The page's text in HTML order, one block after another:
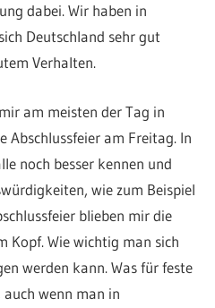
dabei. Wir haben in
Deutschland sehr gut
Verhalten.
am meisten der Tag in
Abschlussfeier am Freitag. In
noch besser kennen und
wie zum Beispiel
blieben mir die
Kopf. Wie wichtig man sich
werden kann. Was für feste
wenn man in